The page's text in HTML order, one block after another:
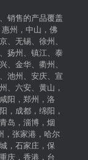
销售的产品覆盖
州，中山，佛
、无锡、徐州、
扬州、镇江、泰
金华、衢州、
池州、安庆、宣
、六安、黄山，
阳，郑州，洛
，成都，绵阳，
岛，淄博，烟
，张家港，哈尔
，石家庄，保
庆，香港，台